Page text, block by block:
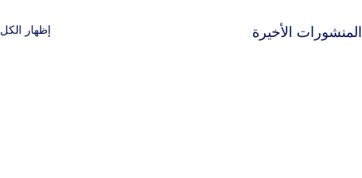
المنشورات الأخيرة إظهار الكل